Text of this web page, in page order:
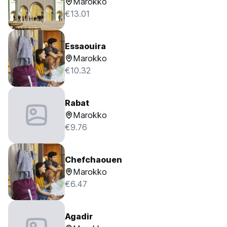
€13.01
Essaouira
Marokko
€10.32
Rabat
Marokko
€9.76
Chefchaouen
Marokko
€6.47
Agadir